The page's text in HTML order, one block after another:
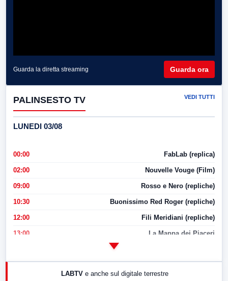
Guarda la diretta streaming Guarda ora
PALINSESTO TV VEDI TUTTI
LUNEDI 03/08
00:00 FabLab (replica)
02:00 Nouvelle Vouge (Film)
09:00 Rosso e Nero (repliche)
10:30 Buonissimo Red Roger (repliche)
12:00 Fili Meridiani (repliche)
13:00 La Mappa dei Piaceri
17:00 LabNews (replica)
LABTV e anche sul digitale terrestre